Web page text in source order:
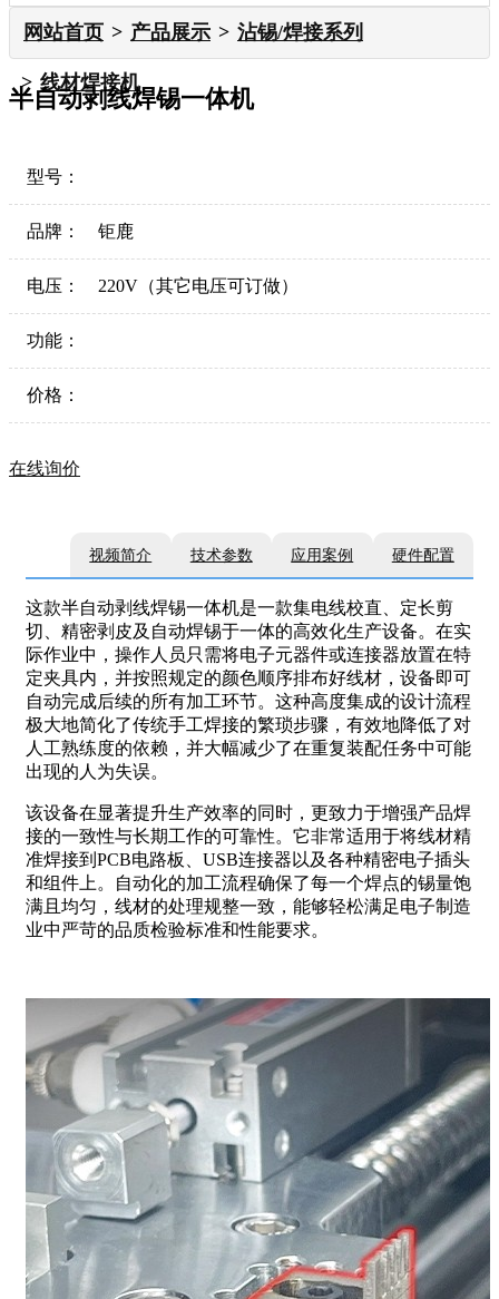
网站首页 产品展示 沾锡/焊接系列
线材焊接机
半自动剥线焊锡一体机
型号：
品牌： 钜鹿
电压： 220V（其它电压可订做）
功能：
价格：
在线询价
视频简介 技术参数 应用案例 硬件配置
这款半自动剥线焊锡一体机是一款集电线校直、定长剪
切、精密剥皮及自动焊锡于一体的高效化生产设备。在实
际作业中，操作人员只需将电子元器件或连接器放置在特
定夹具内，并按照规定的颜色顺序排布好线材，设备即可
自动完成后续的所有加工环节。这种高度集成的设计流程
极大地简化了传统手工焊接的繁琐步骤，有效地降低了对
人工熟练度的依赖，并大幅减少了在重复装配任务中可能
出现的人为失误。
该设备在显著提升生产效率的同时，更致力于增强产品焊
接的一致性与长期工作的可靠性。它非常适用于将线材精
准焊接到PCB电路板、USB连接器以及各种精密电子插头
和组件上。自动化的加工流程确保了每一个焊点的锡量饱
满且均匀，线材的处理规整一致，能够轻松满足电子制造
业中严苛的品质检验标准和性能要求。